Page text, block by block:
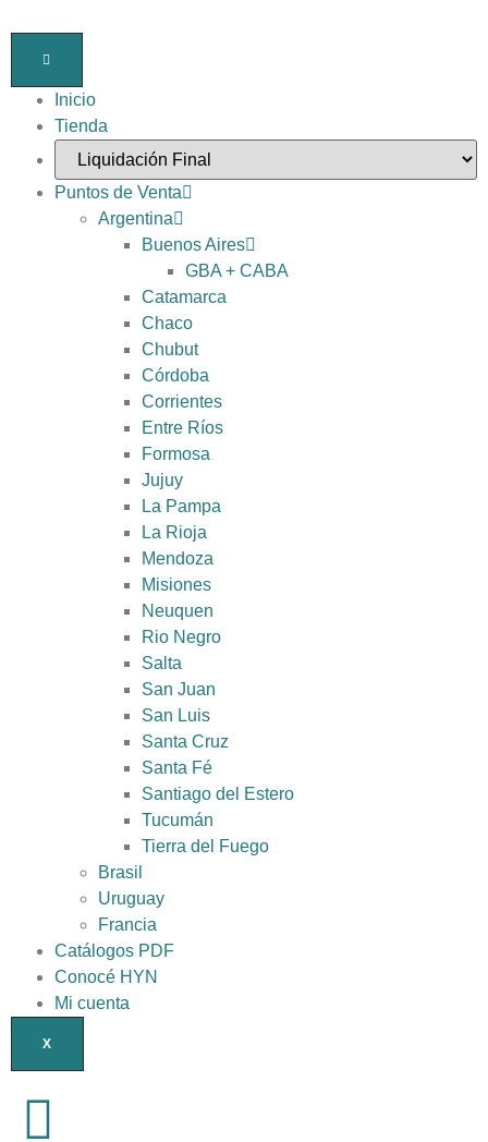
Inicio
Tienda
Puntos de Venta
Argentina
Buenos Aires
GBA + CABA
Catamarca
Chaco
Chubut
Córdoba
Corrientes
Entre Ríos
Formosa
Jujuy
La Pampa
La Rioja
Mendoza
Misiones
Neuquen
Rio Negro
Salta
San Juan
San Luis
Santa Cruz
Santa Fé
Santiago del Estero
Tucumán
Tierra del Fuego
Brasil
Uruguay
Francia
Catálogos PDF
Conocé HYN
Mi cuenta
X